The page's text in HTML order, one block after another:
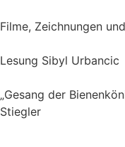
Filme, Zeichnungen
Lesung Sibyl Urbancic
„Gesang der
Stiegler